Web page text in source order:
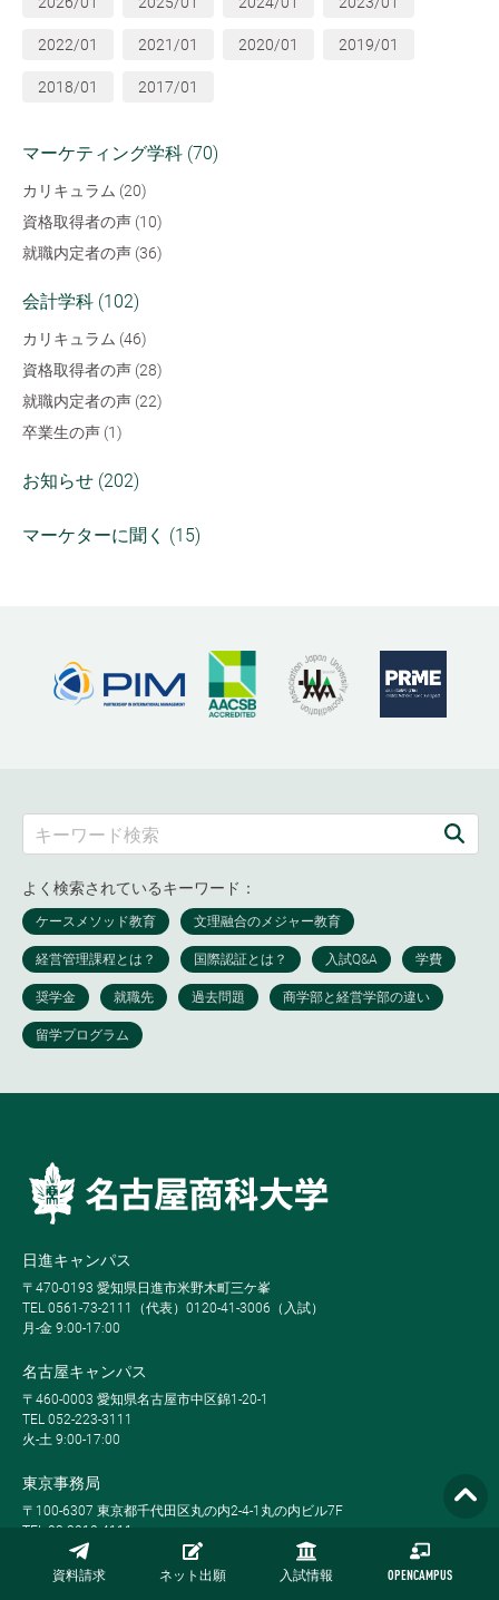
資料請求 ネット出願 入試情報 OPENCAMPUS
2022/01 2021/01 2020/01 2019/01
2018/01 2017/01
マーケティング学科 (70)
カリキュラム (20)
資格取得者の声 (10)
就職内定者の声 (36)
会計学科 (102)
カリキュラム (46)
資格取得者の声 (28)
就職内定者の声 (22)
卒業生の声 (1)
お知らせ (202)
マーケターに聞く (15)
よく検索されているキーワード：
日進キャンパス
〒470-0193 愛知県日進市米野木町三ケ峯
TEL 0561-73-2111（代表）0120-41-3006（入試）
月-金 9:00-17:00
名古屋キャンパス
〒460-0003 愛知県名古屋市中区錦1-20-1
TEL 052-223-3111
火-土 9:00-17:00
東京事務局
〒100-6307 東京都千代田区丸の内2-4-1丸の内ビル7F
TEL 03-3212-4111
JR東京駅丸の内南口より徒歩1分